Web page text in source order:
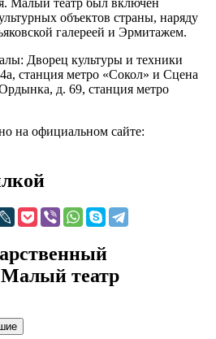
объектов страны, наряду
галереей и Эрмитажем.
Дворец культуры и техники
станция метро «Сокол» и Сцена
д. 69, станция метро
на официальном сайте:
театр